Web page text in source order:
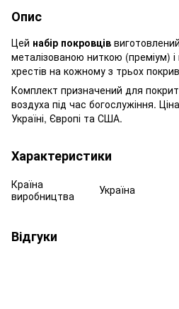
Опис
Цей набір покровців
металізованою ниткою (преміум)
хрестів на кожному з трьох
Комплект призначений для
воздуха під час богослужіння.
Україні, Європі та США.
Характеристики
Країна
виробництва
Україна
Відгуки